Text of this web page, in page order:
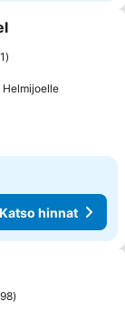
Helmijoelle
Katso hinnat